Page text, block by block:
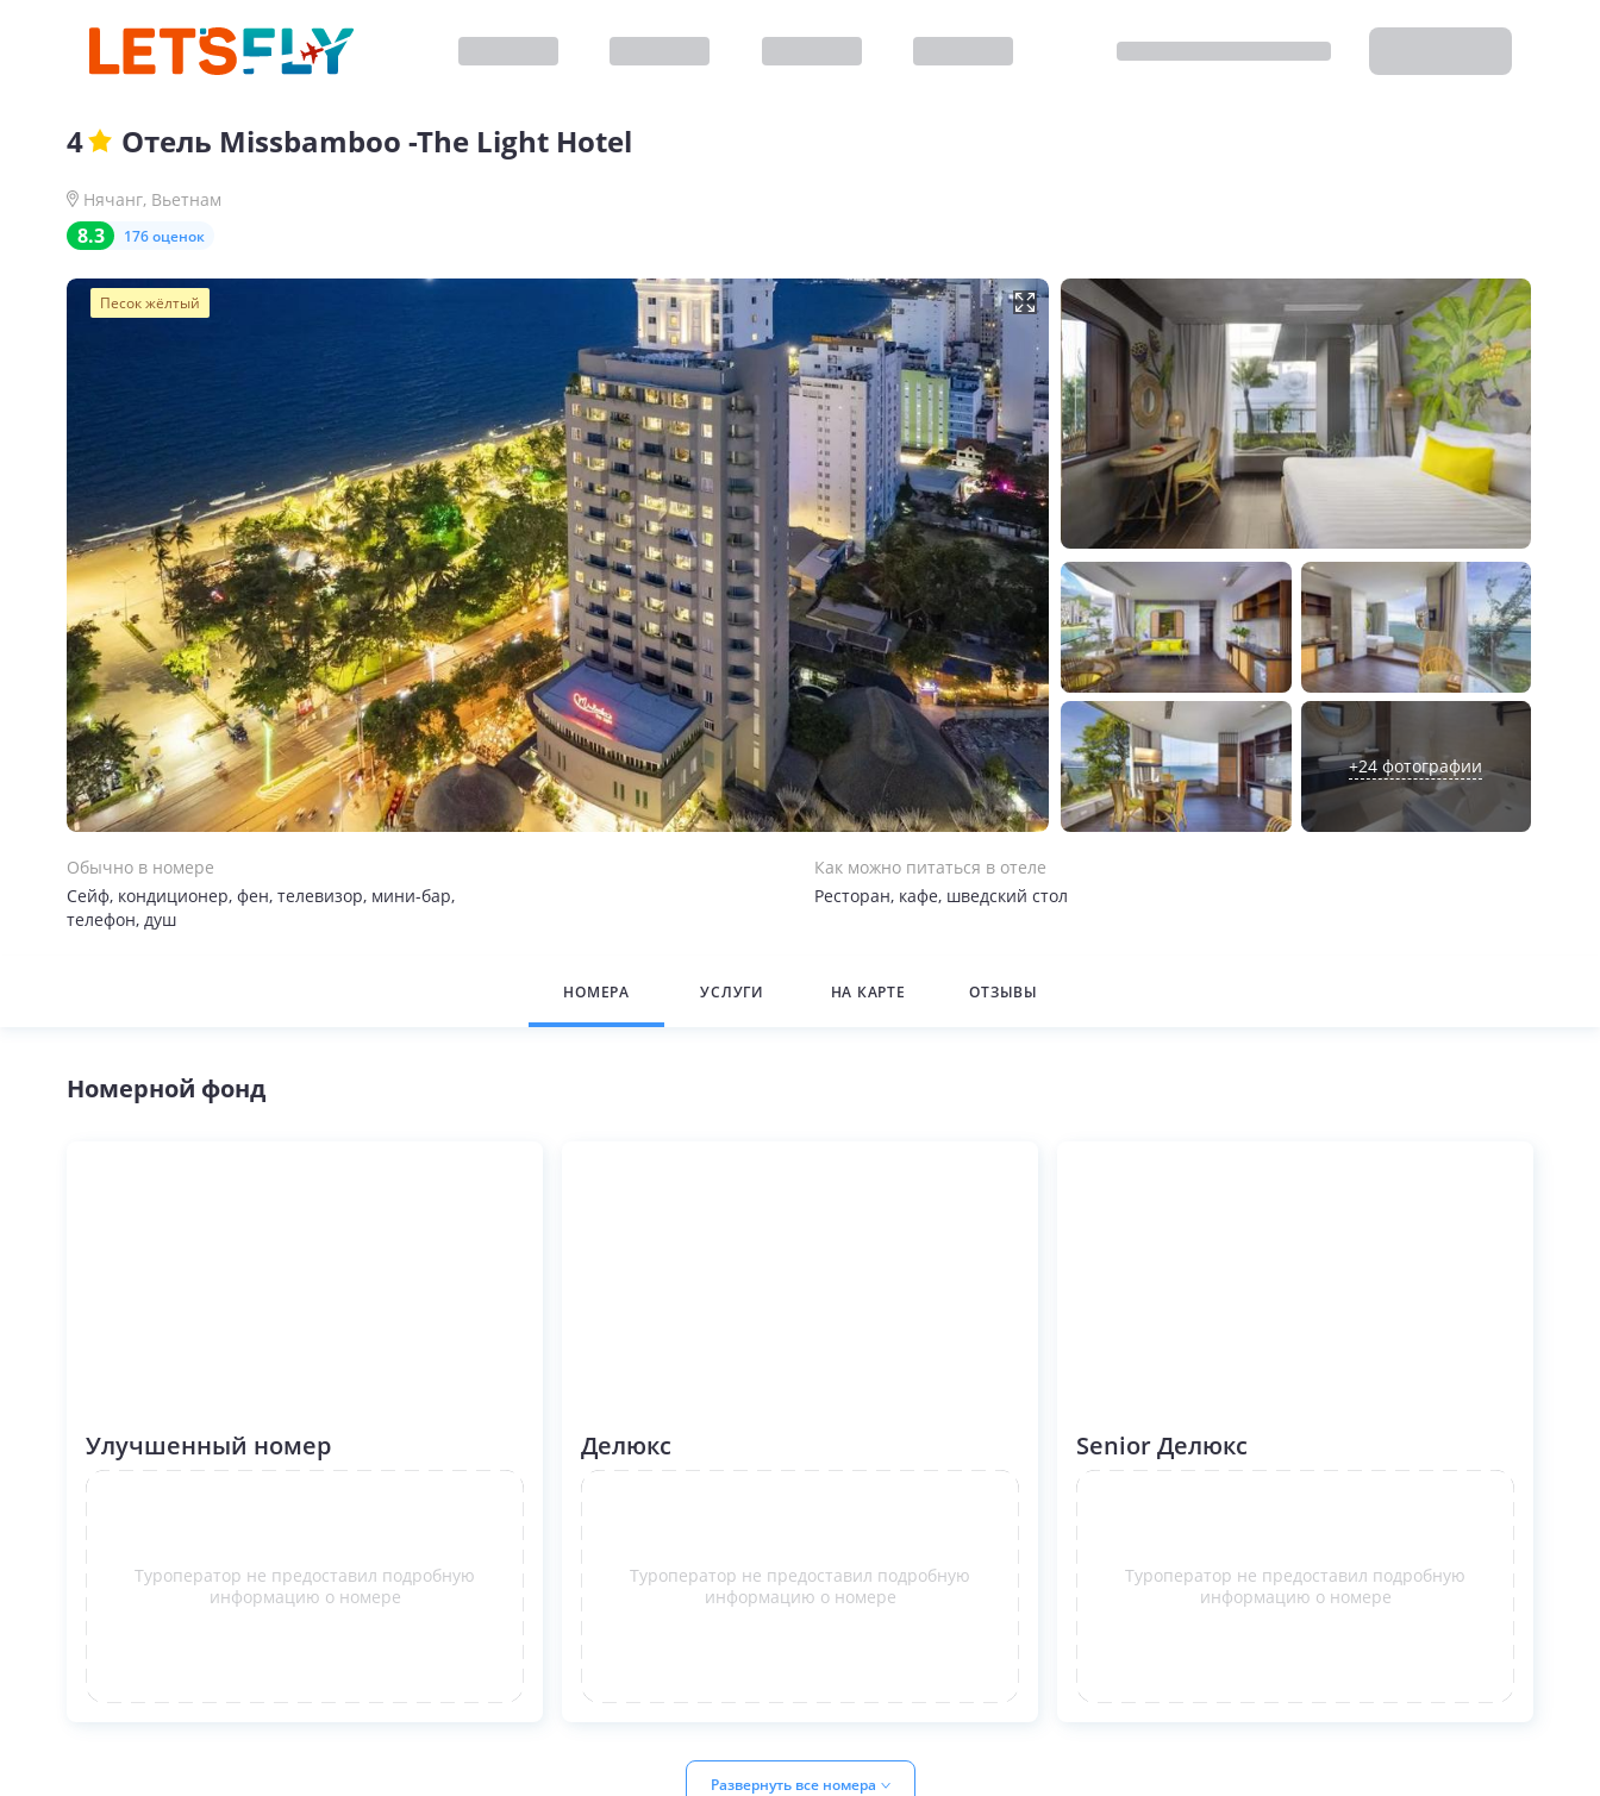
4 Отель Missbamboo -The Light Hotel
Нячанг, Вьетнам
8.3 176 оценок
Песок жёлтый
+24 фотографии
Обычно в номере
Сейф, кондиционер, фен, телевизор, мини-бар,
телефон, душ
Как можно питаться в отеле
Ресторан, кафе, шведский стол
НОМЕРА УСЛУГИ НА КАРТЕ ОТЗЫВЫ
Номерной фонд
Улучшенный номер
Туроператор не предоставил подробную
информацию о номере
Делюкс
Туроператор не предоставил подробную
информацию о номере
Senior Делюкс
Туроператор не предоставил подробную
информацию о номере
Развернуть все номера